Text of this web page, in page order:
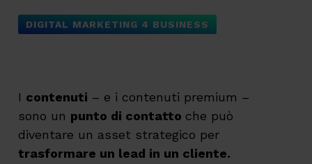
DIGITAL MARKETING 4 BUSINESS
I contenuti – e i contenuti premium –
sono un punto di contatto che può
diventare un asset strategico per
trasformare un lead in un cliente.